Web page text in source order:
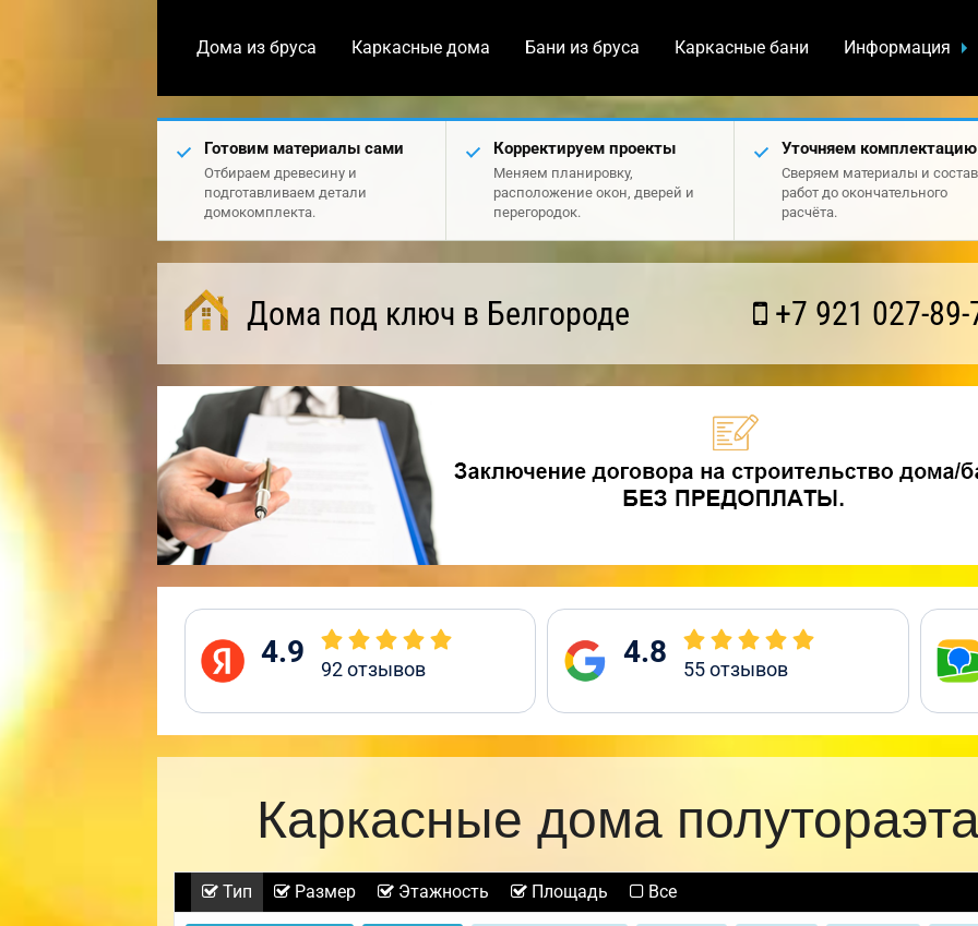
Дома из бруса Каркасные дома Бани из бруса Каркасные бани Информация
Готовим материалы сами
Отбираем древесину и
подготавливаем детали
домокомплекта.
Корректируем проекты
Меняем планировку,
расположение окон, дверей и
перегородок.
Уточняем комплектацию
Сверяем материалы и состав
работ до окончательного
расчёта.
Дома под ключ в Белгороде +7 921 027-89-
4.9 92отзывов 4.8 55отзывов
Каркасные дома
Тип Размер Этажность Площадь Все